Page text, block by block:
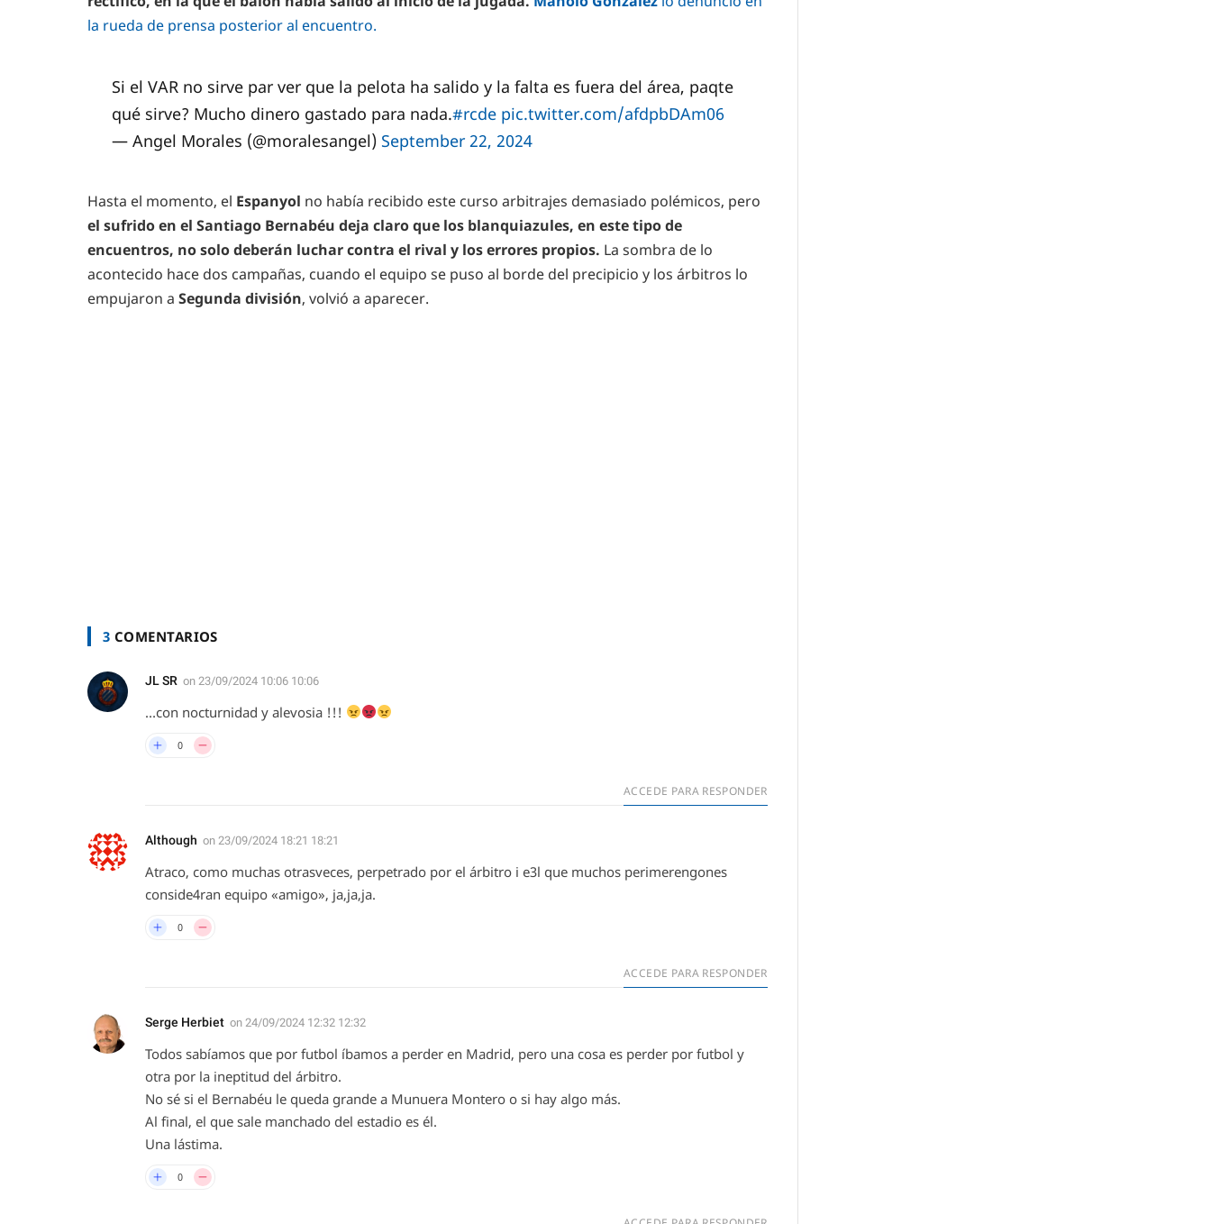
la rueda de prensa posterior al encuentro.
Si el VAR no sirve par ver que la pelota ha salido y la falta es fuera del área, paqte
qué sirve? Mucho dinero gastado para nada.#rcde pic.twitter.com/afdpbDAm06
— Angel Morales (@moralesangel) September 22, 2024
Hasta el momento, el Espanyol no había recibido este curso arbitrajes demasiado polémicos, pero
el sufrido en el Santiago Bernabéu deja claro que los blanquiazules, en este tipo de
encuentros, no solo deberán luchar contra el rival y los errores propios. La sombra de lo
acontecido hace dos campañas, cuando el equipo se puso al borde del precipicio y los árbitros lo
empujaron a Segunda división, volvió a aparecer.
3 COMENTARIOS
JL SR on 23/09/2024 10:06 10:06
…con nocturnidad y alevosia !!!
0
ACCEDE PARA RESPONDER
Although on 23/09/2024 18:21 18:21
Atraco, como muchas otrasveces, perpetrado por el árbitro i e3l que muchos perimerengones
conside4ran equipo «amigo», ja,ja,ja.
0
ACCEDE PARA RESPONDER
Serge Herbiet on 24/09/2024 12:32 12:32
Todos sabíamos que por futbol íbamos a perder en Madrid, pero una cosa es perder por futbol y
otra por la ineptitud del árbitro.
No sé si el Bernabéu le queda grande a Munuera Montero o si hay algo más.
Al final, el que sale manchado del estadio es él.
Una lástima.
0